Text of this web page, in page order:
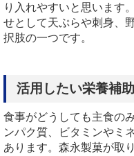
り入れやすいと思います
せとして天ぷらや刺身、
択肢の一つです。
活用したい栄養補
食事がどうしても主食の
ンパク質、ビタミンやミ
あります。森永製菓が取